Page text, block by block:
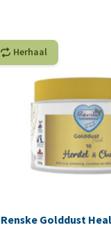
Herhaal
Renske Golddust